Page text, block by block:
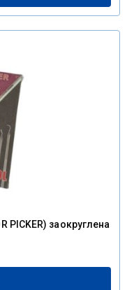
PICKER) заокруглена